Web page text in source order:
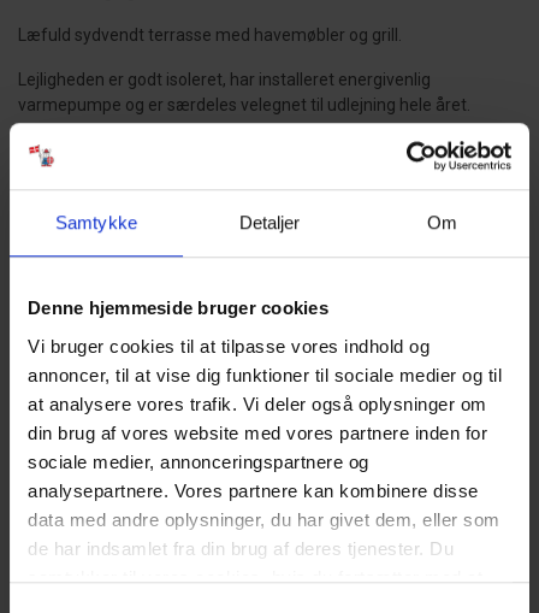
Samtykke Detaljer Om
Denne hjemmeside bruger cookies
Vi bruger cookies til at tilpasse vores indhold og
annoncer, til at vise dig funktioner til sociale medier og til
at analysere vores trafik. Vi deler også oplysninger om
din brug af vores website med vores partnere inden for
sociale medier, annonceringspartnere og
analysepartnere. Vores partnere kan kombinere disse
data med andre oplysninger, du har givet dem, eller som
de har indsamlet fra din brug af deres tjenester. Du
samtykker til vores cookies, hvis du fortsætter med at
Læfuld sydvendt terrasse med havemøbler og grill.
Lejligheden er godt isoleret, har installeret energivenlig
varmepumpe og er særdeles velegnet til udlejning hele året.
Hvis I er til frisk luft og dejlig natur, så er der mange muligheder i
området. Tag en tur på stranden og oplev Vesterhavet og klitterne
GODT AT VIDE:
Ingen udlejning til ungdomsgrupper.
Fri parkering uden for ferieboligen.
Delvis lukket terrasse.
Vandforbrug er inklusiv i prisen.
1 soveværelser med dobbeltseng. DS.
Det er muligt at låne barneseng og højstol fra kontoret.
Sengelinned er ikke inkluderet men kan tilkøbes.